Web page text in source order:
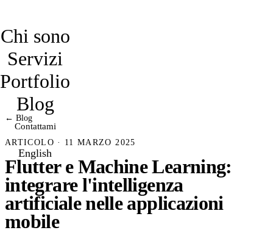
Chi sono
Servizi
Portfolio
Blog
Contattami
English
← Blog
ARTICOLO · 11 MARZO 2025
Flutter e Machine Learning:
integrare l'intelligenza
artificiale nelle applicazioni
mobile